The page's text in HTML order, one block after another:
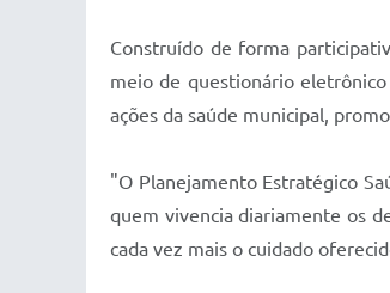
Construído de forma
meio de questionário
ações da saúde municipal,
"O Planejamento Estratégico
quem vivencia diariamente os
cada vez mais o cuidado